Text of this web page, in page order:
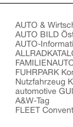
AUTO &
AUTO BILD
AUTO-
FUHRPARK
Nutzfahrzeug
automotive
A&W-Tag
FLEET